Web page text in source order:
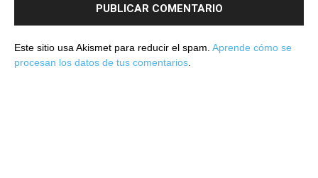
Este sitio usa Akismet para reducir el spam. Aprende cómo se
procesan los datos de tus comentarios